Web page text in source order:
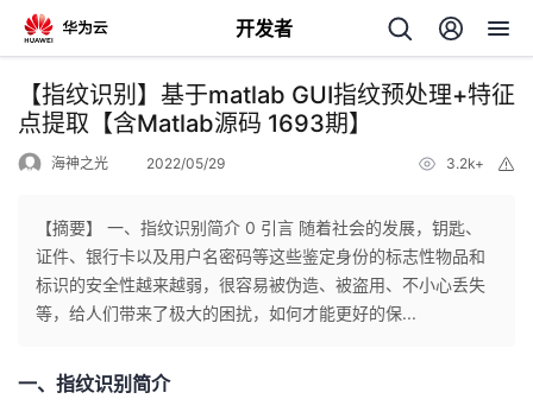
开发者
返
回
个
主的
【指纹识别】基于matlab GUI指纹预处理+特征
点提取【含Matlab源码 1693期】
海神之光 2022/05/29 3.2k+
【摘要】 一、指纹识别简介 0 引言 随着社会的发展，钥匙、
证件、银行卡以及用户名密码等这些鉴定身份的标志性物品和
标识的安全性越来越弱，很容易被伪造、被盗用、不小心丢失
等，给人们带来了极大的困扰，如何才能更好的保...
一、指纹识别简介